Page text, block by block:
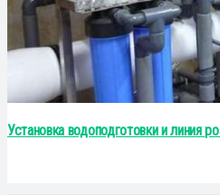
Установка водоподготовки и линия